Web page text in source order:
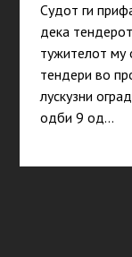
Судот ги
дека
тужителот му
тендери во
лускузни
одби 9 од…